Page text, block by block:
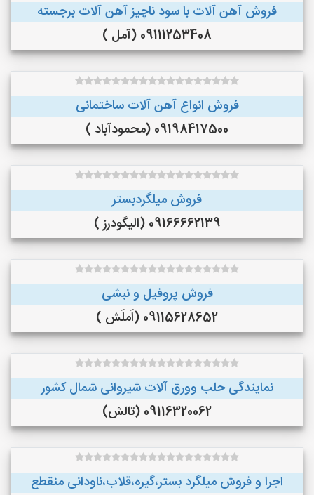
فروش آهن آلات با سود ناچیز آهن آلات برجسته
09111253408 (آمل )
فروش انواع آهن آلات ساختمانی
09198417500 (محمودآباد )
فروش میلگردبستر
09166662139 (الیگودرز )
فروش پروفیل و نبشی
09115628652 (اَملَش )
نمایندگی حلب وورق آلات شیروانی شمال کشور
09116320062 (تالش)
اجرا و فروش میلگرد بستر،گیره،قلاب،ناودانی منقطع